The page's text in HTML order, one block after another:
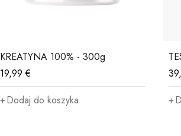
KREATYNA 100% - 300g
19,99€
Dodaj do koszyka